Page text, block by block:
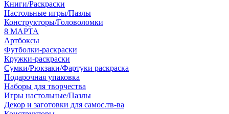
Книги/Раскраски
Настольные игры/Пазлы
Конструкторы/Головоломки
8 МАРТА
Артбоксы
Футболки-раскраски
Кружки-раскраски
Сумки/Рюкзаки/Фартуки раскраска
Подарочная упаковка
Наборы для творчества
Игры настольные/Пазлы
Декор и заготовки для самос.тв-ва